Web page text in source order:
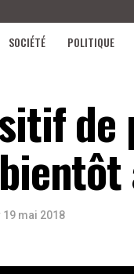
SOCIÉTÉ POLITIQUE
19 mai 2018